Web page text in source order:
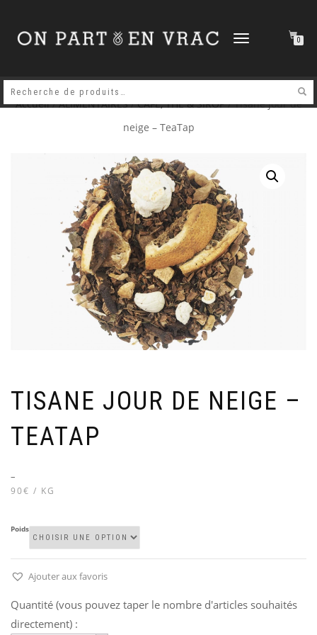
DÉPLIER
0
Accueil/ALIMENTAIRES/CAFE, THE & SIROP/ Tisane jour de
neige – TeaTap
TISANE JOUR DE NEIGE –
TEATAP
–
90€ / KG
Poids
Ajouter aux favoris
Quantité (vous pouvez taper le nombre d'articles souhaités
directement) :